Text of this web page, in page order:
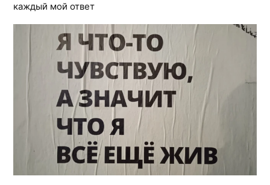
каждый мой ответ